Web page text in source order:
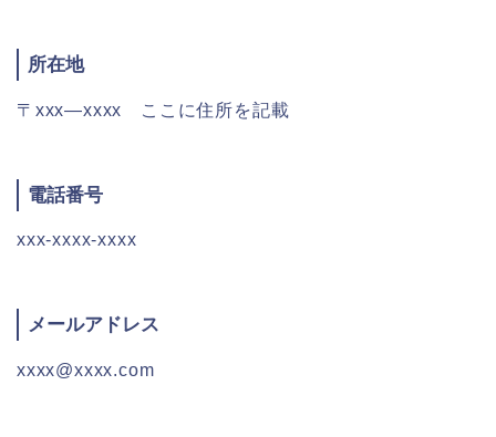
所在地
〒xxx―xxxx ここに住所を記載
電話番号
xxx-xxxx-xxxx
メールアドレス
xxxx@xxxx.com